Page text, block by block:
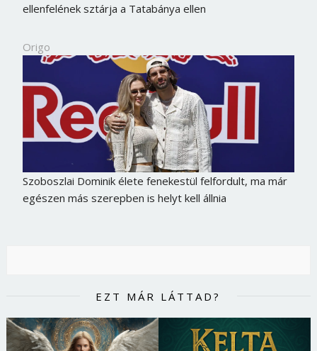
ellenfelének sztárja a Tatabánya ellen
Origo
Szoboszlai Dominik élete fenekestül felfordult, ma már
egészen más szerepben is helyt kell állnia
EZT MÁR LÁTTAD?